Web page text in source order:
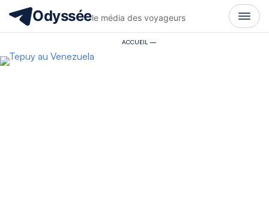
Odysséele média des voyageurs
ACCUEIL —